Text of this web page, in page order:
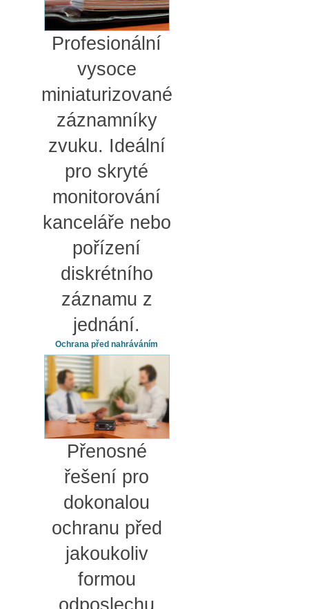
Profesionální
vysoce
miniaturizované
záznamníky
zvuku. Ideální
pro skryté
monitorování
kanceláře nebo
pořízení
diskrétního
záznamu z
jednání.
Ochrana před nahráváním
Přenosné
řešení pro
dokonalou
ochranu před
jakoukoliv
formou
odposlechu